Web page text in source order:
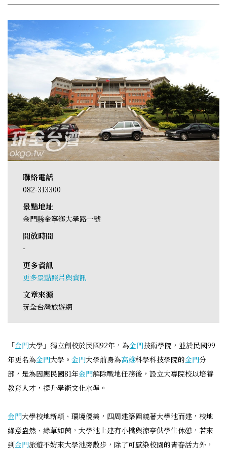
聯絡電話
082-313300
景點地址
金門縣金寧鄉大學路一號
開放時間
-
更多資訊
更多景點照片與資訊
文章來源
玩全台灣旅遊網
「金門大學」獨立創校於民國92年，為金門技術學院，並於民國99
年更名為金門大學。 金門大學前身為高雄科學科技學院的金門分
部，是為因應民國81年金門解除戰地任務後，設立大專院校以培養
教育人才，提升學術文化水準。
金門大學校地新穎、環境優美，四周建築圍繞著大學池而建，校地
綠意盎然、綠草如茵，大學池上建有小橋與涼亭供學生休憩，若來
到金門旅遊不妨來大學池旁散步，除了可感染校園的青春活力外，